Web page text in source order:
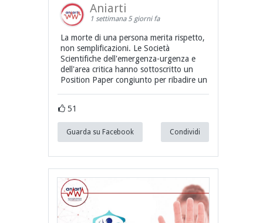
Aniarti
1 settimana 5 giorni fa
La morte di una persona merita rispetto,
non semplificazioni. Le Società
Scientifiche dell'emergenza-urgenza e
dell'area critica hanno sottoscritto un
Position Paper congiunto per ribadire un
51
Guarda su Facebook Condividi